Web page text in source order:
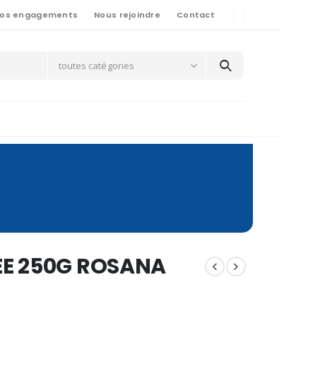
engagements Nous rejoindre Contact
toutes catégories
250G ROSANA